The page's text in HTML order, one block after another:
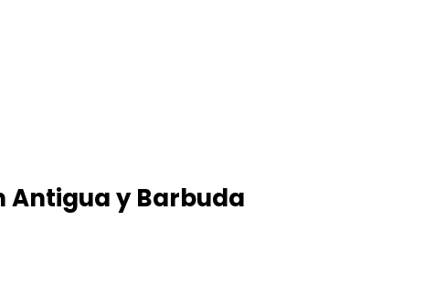
Antigua y Barbuda